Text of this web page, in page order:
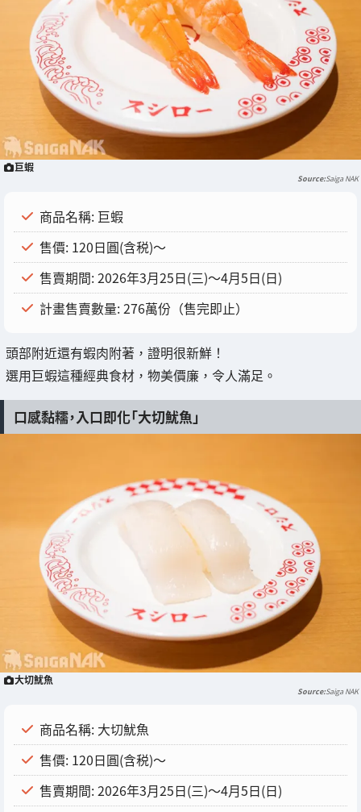
巨蝦
Saiga NAK
商品名稱: 巨蝦
售價: 120日圓(含税)～
售賣期間: 2026年3月25日(三)～4月5日(日)
計畫售賣數量: 276萬份（售完即止）
頭部附近還有蝦肉附著，證明很新鮮！
選用巨蝦這種經典食材，物美價廉，令人滿足。
口感黏糯，入口即化「大切魷魚」
大切魷魚
Saiga NAK
商品名稱: 大切魷魚
售價: 120日圓(含税)～
售賣期間: 2026年3月25日(三)～4月5日(日)